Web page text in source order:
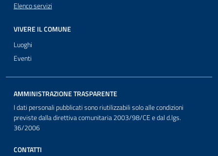
Elenco servizi
VIVERE IL COMUNE
Luoghi
Eventi
AMMINISTRAZIONE TRASPARENTE
I dati personali pubblicati sono riutilizzabili solo alle condizioni
previste dalla direttiva comunitaria 2003/98/CE e dal d.lgs.
36/2006
CONTATTI